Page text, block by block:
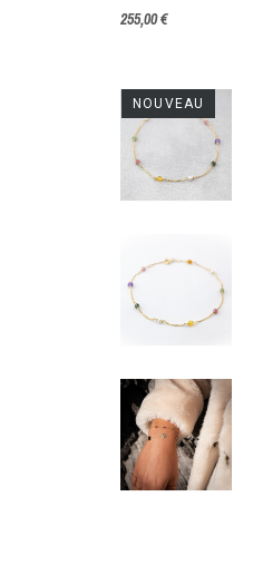
255,00 €
NOUVEAU